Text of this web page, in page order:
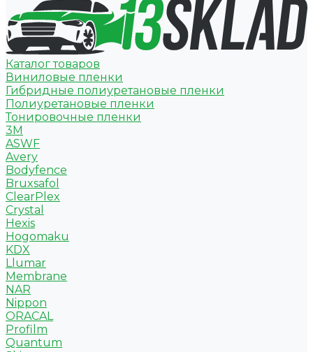
Каталог товаров
Виниловые пленки
Гибридные полиуретановые пленки
Полиуретановые пленки
Тонировочные пленки
3M
ASWF
Avery
Bodyfence
Bruxsafol
ClearPlex
Crystal
Hexis
Hogomaku
KDX
Llumar
Membrane
NAR
Nippon
ORACAL
Profilm
Quantum